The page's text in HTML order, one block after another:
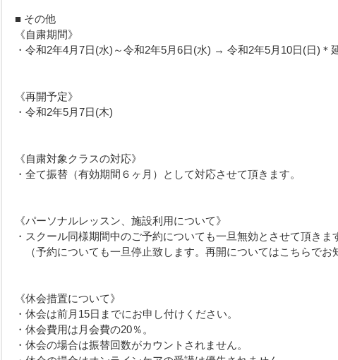
■ その他
《自粛期間》
・令和2年4月7日(水)～令和2年5月6日(水) → 令和2年5月10日(日)＊
《再開予定》
・令和2年5月7日(木)
《自粛対象クラスの対応》
・全て振替（有効期間６ヶ月）として対応させて頂きます。
《パーソナルレッスン、施設利用について》
・スクール同様期間中のご予約についても一旦無効とさせて頂きま
（予約についても一旦停止致します。再開についてはこちらでお
《休会措置について》
・休会は前月15日までにお申し付けください。
・休会費用は月会費の20％。
・休会の場合は振替回数がカウントされません。